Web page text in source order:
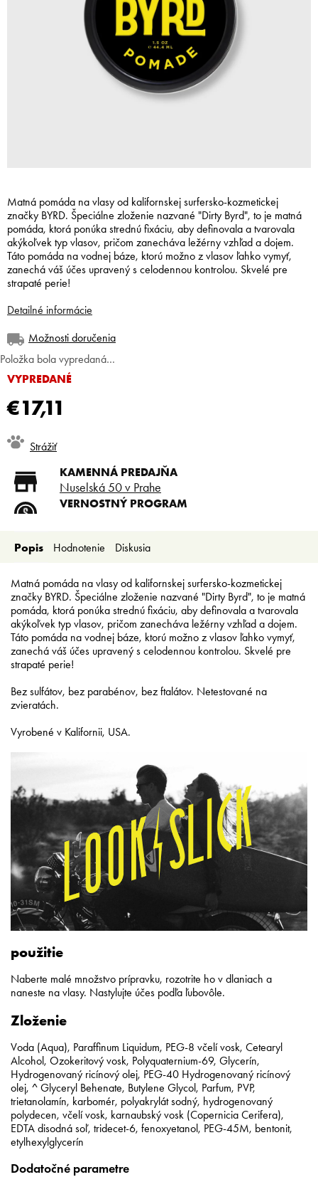
€17,11
Jednotková
cena:
VYPREDANÉ
Možnosti doručenia
Položka bola vypredaná…
Matná pomáda na vlasy od kalifornskej surfersko-kozmetickej
značky BYRD. Špeciálne zloženie nazvané "Dirty Byrd", to je matná
pomáda, ktorá ponúka strednú fixáciu, aby definovala a tvarovala
akýkoľvek typ vlasov, pričom zanecháva ležérny vzhľad a dojem.
Táto pomáda na vodnej báze, ktorú možno z vlasov ľahko vymyť,
zanechá váš účes upravený s celodennou kontrolou. Skvelé pre
strapaté perie!
Detailné informácie
Strážiť
KAMENNÁ PREDAJŇA
Nuselská 50 v Prahe
VERNOSTNÝ PROGRAM
Doprava zadarmo od 80 €
Nízke ceny pre holičov a
kaderníkov
Popis Hodnotenie Diskusia
Matná pomáda na vlasy od kalifornskej surfersko-kozmetickej
značky BYRD. Špeciálne zloženie nazvané "Dirty Byrd", to je matná
pomáda, ktorá ponúka strednú fixáciu, aby definovala a tvarovala
akýkoľvek typ vlasov, pričom zanecháva ležérny vzhľad a dojem.
Táto pomáda na vodnej báze, ktorú možno z vlasov ľahko vymyť,
zanechá váš účes upravený s celodennou kontrolou. Skvelé pre
strapaté perie!
Bez sulfátov, bez parabénov, bez ftalátov. Netestované na
zvieratách.
Vyrobené v Kalifornii, USA.
použitie
Naberte malé množstvo prípravku, rozotrite ho v dlaniach a
naneste na vlasy. Nastylujte účes podľa ľubovôle.
Zloženie
Voda (Aqua), Paraffinum Liquidum, PEG-8 včelí vosk, Cetearyl
Alcohol, Ozokeritový vosk, Polyquaternium-69, Glycerín,
Hydrogenovaný ricínový olej, PEG-40 Hydrogenovaný ricínový
olej, ^ Glyceryl Behenate, Butylene Glycol, Parfum, PVP,
trietanolamín, karbomér, polyakrylát sodný, hydrogenovaný
polydecen, včelí vosk, karnaubský vosk (Copernicia Cerifera),
EDTA disodná soľ, tridecet-6, fenoxyetanol, PEG-45M, bentonit,
etylhexylglycerín
Dodatočné parametre